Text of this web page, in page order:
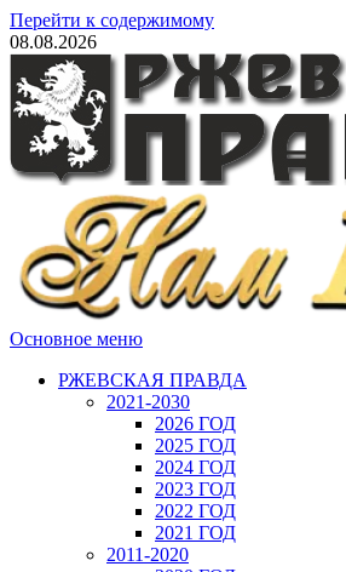
Перейти к содержимому
08.08.2026
Основное меню
РЖЕВСКАЯ ПРАВДА
2021-2030
2026 ГОД
2025 ГОД
2024 ГОД
2023 ГОД
2022 ГОД
2021 ГОД
2011-2020